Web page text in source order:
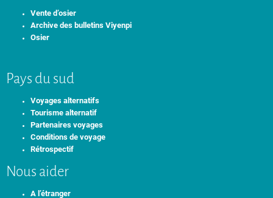
Vente d’osier
Archive des bulletins Viyenpi
Osier
Pays du sud
Voyages alternatifs
Tourisme alternatif
Partenaires voyages
Conditions de voyage
Rétrospectif
Nous aider
A l’étranger